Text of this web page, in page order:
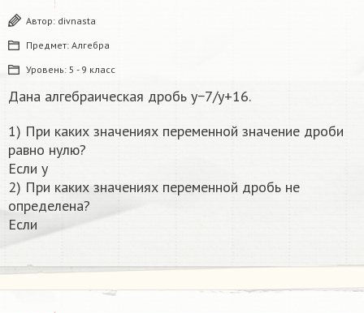
Автор: divnasta
Предмет: Алгебра
Уровень: 5 - 9 класс
Дана алгебраическая дробь y−7/y+16.
1) При каких значениях переменной значение дроби
равно нулю?
Если y
2) При каких значениях переменной дробь не
определена?
Если